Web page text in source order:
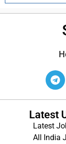
Latest
Latest
All India